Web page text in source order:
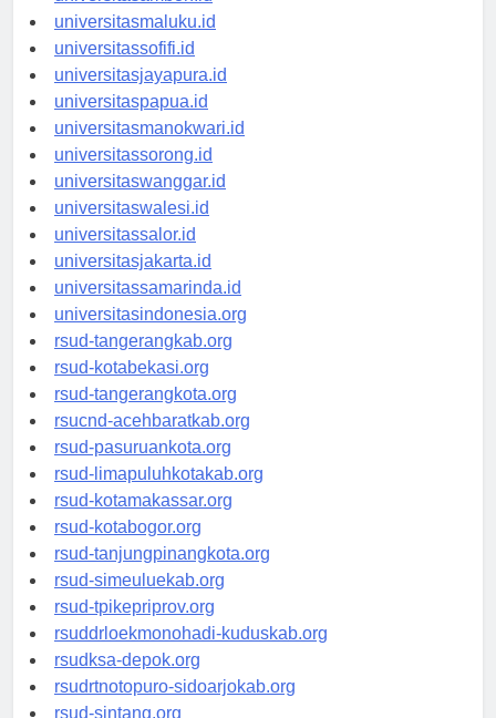
universitasambon.id
universitasmaluku.id
universitassofifi.id
universitasjayapura.id
universitaspapua.id
universitasmanokwari.id
universitassorong.id
universitaswanggar.id
universitaswalesi.id
universitassalor.id
universitasjakarta.id
universitassamarinda.id
universitasindonesia.org
rsud-tangerangkab.org
rsud-kotabekasi.org
rsud-tangerangkota.org
rsucnd-acehbaratkab.org
rsud-pasuruankota.org
rsud-limapuluhkotakab.org
rsud-kotamakassar.org
rsud-kotabogor.org
rsud-tanjungpinangkota.org
rsud-simeuluekab.org
rsud-tpikepriprov.org
rsuddrloekmonohadi-kuduskab.org
rsudksa-depok.org
rsudrtnotopuro-sidoarjokab.org